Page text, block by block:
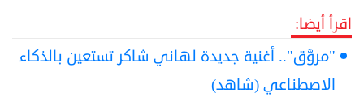
اقرأ أيضا:
"مروَّق".. أغنية جديدة لهاني شاكر تستعين بالذكاء
الاصطناعي (شاهد)